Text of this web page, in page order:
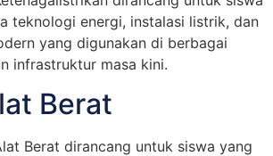
teknologi energi, instalasi listrik, dan
yang digunakan di berbagai
infrastruktur masa kini.
Berat
Berat dirancang untuk siswa yang